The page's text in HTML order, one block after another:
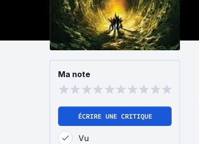
Ma note
ÉCRIRE UNE CRITIQUE
Vu